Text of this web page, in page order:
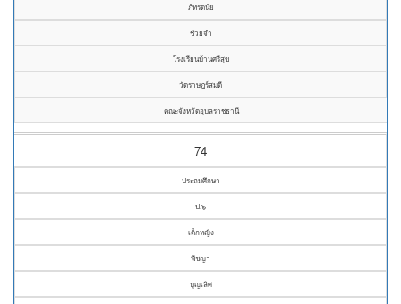
ภัทรดนัย
ช่วยจำ
โรงเรียนบ้านศรีสุข
วัดราษฎร์สมดี
คณะจังหวัดอุบลราชธานี
74
ประถมศึกษา
ป.๖
เด็กหญิง
พีชญา
บุญเลิศ